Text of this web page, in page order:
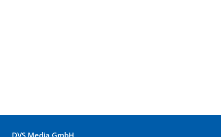
DVS Media GmbH